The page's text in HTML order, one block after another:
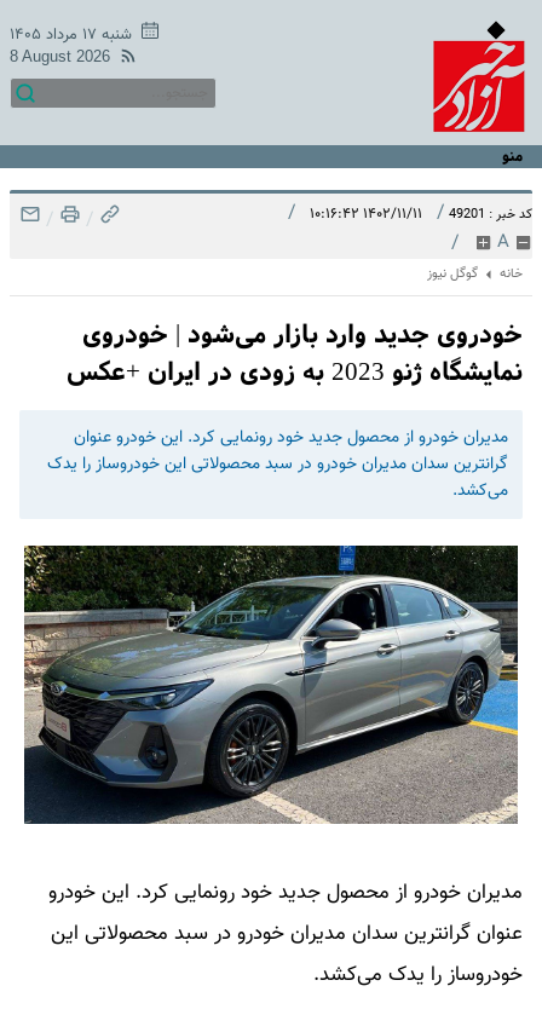
شنبه ۱۷ مرداد ۱۴۰۵
8 August 2026
منو
کد خبر : 49201 / ۱۴۰۲/۱۱/۱۱ ۱۰:۱۶:۴۲ /
A
/
/
/
خانه گوگل نیوز
خودروی جدید وارد بازار می‌شود | خودروی
نمایشگاه ژنو 2023 به زودی در ایران +عکس
مدیران خودرو از محصول جدید خود رونمایی کرد. این خودرو عنوان
گرانترین سدان مدیران خودرو در سبد محصولاتی این خودروساز را یدک
می‌کشد.
مدیران خودرو از محصول جدید خود رونمایی کرد. این خودرو
عنوان گرانترین سدان مدیران خودرو در سبد محصولاتی این
خودروساز را یدک می‌کشد.